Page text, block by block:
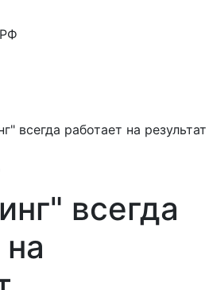
всегда работает на результат
всегда